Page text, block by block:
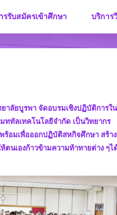
รรับสมัครเข้าศึกษา บริการ
บูรพา จัดอบรมเชิงปฏิบัติการใน
ทัลเทคโนโลยีจำกัด เป็นวิทยากร
อมเพื่อออกปฏิบัติสหกิจศึกษา สร้
นเองก้าวข้ามความท้าทายต่าง ๆ